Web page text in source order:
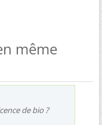
même
de bio ?